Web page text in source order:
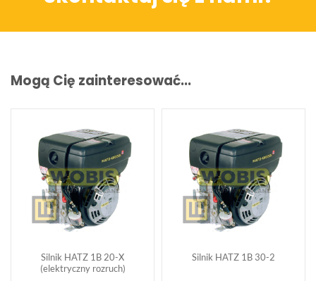
Mogą Cię zainteresować...
Silnik HATZ 1B 20-X
(elektryczny rozruch)
Silnik HATZ 1B 30-2